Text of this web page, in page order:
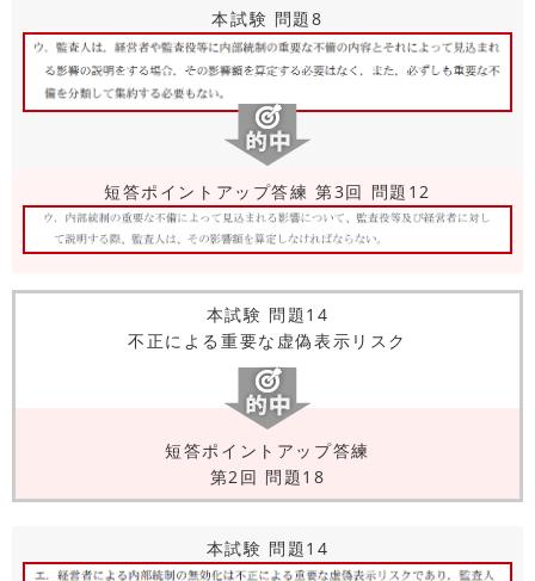
本試験 問題8
短答ポイントアップ答練 第3回 問題12
本試験 問題14
不正による重要な虚偽表示リスク
短答ポイントアップ答練
第2回 問題18
本試験 問題14